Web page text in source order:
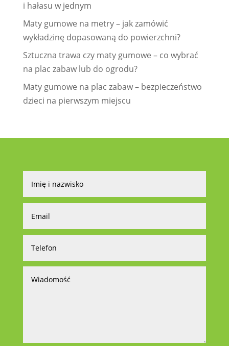
i hałasu w jednym
Maty gumowe na metry – jak zamówić
wykładzinę dopasowaną do powierzchni?
Sztuczna trawa czy maty gumowe – co wybrać
na plac zabaw lub do ogrodu?
Maty gumowe na plac zabaw – bezpieczeństwo
dzieci na pierwszym miejscu